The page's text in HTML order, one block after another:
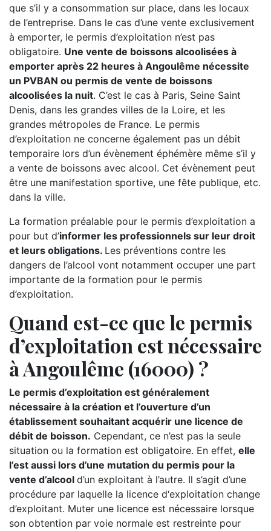
que s’il y a consommation sur place, dans les locaux
de l’entreprise. Dans le cas d’une vente exclusivement
à emporter, le permis d’exploitation n’est pas
obligatoire. Une vente de boissons alcoolisées à
emporter après 22 heures à Angoulême nécessite
un PVBAN ou permis de vente de boissons
alcoolisées la nuit. C’est le cas à Paris, Seine Saint
Denis, dans les grandes villes de la Loire, et les
grandes métropoles de France. Le permis
d’exploitation ne concerne également pas un débit
temporaire lors d’un évènement éphémère même s’il y
a vente de boissons avec alcool. Cet évènement peut
être une manifestation sportive, une fête publique, etc.
dans la ville.
La formation préalable pour le permis d’exploitation a
pour but d’informer les professionnels sur leur droit
et leurs obligations. Les préventions contre les
dangers de l’alcool vont notamment occuper une part
importante de la formation pour le permis
d’exploitation.
Quand est-ce que le permis
d’exploitation est nécessaire
à Angoulême (16000) ?
Le permis d’exploitation est généralement
nécessaire à la création et l’ouverture d’un
établissement souhaitant acquérir une licence de
débit de boisson. Cependant, ce n’est pas la seule
situation ou la formation est obligatoire. En effet, elle
l’est aussi lors d’une mutation du permis pour la
vente d’alcool d’un exploitant à l’autre. Il s’agit d’une
procédure par laquelle la licence d‘exploitation change
d’exploitant. Muter une licence est nécessaire lorsque
son obtention par voie normale est restreinte pour